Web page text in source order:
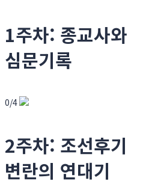
1주차: 종교사와
심문기록
0/4
2주차: 조선후기
변란의 연대기